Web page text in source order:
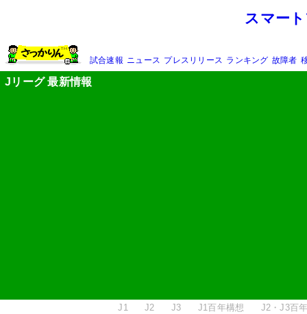
スマー
試合速報 ニュース プレスリリース ランキング 故障者
Jリーグ 最新情報
J1 J2 J3 J1百年構想 J2・J3百